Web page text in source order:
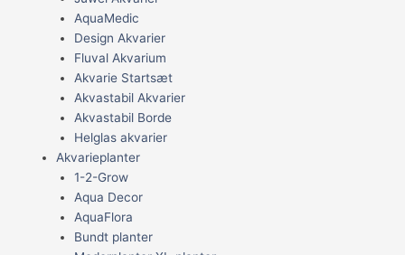
AquaMedic
Design Akvarier
Fluval Akvarium
Akvarie Startsæt
Akvastabil Akvarier
Akvastabil Borde
Helglas akvarier
Akvarieplanter
1-2-Grow
Aqua Decor
AquaFlora
Bundt planter